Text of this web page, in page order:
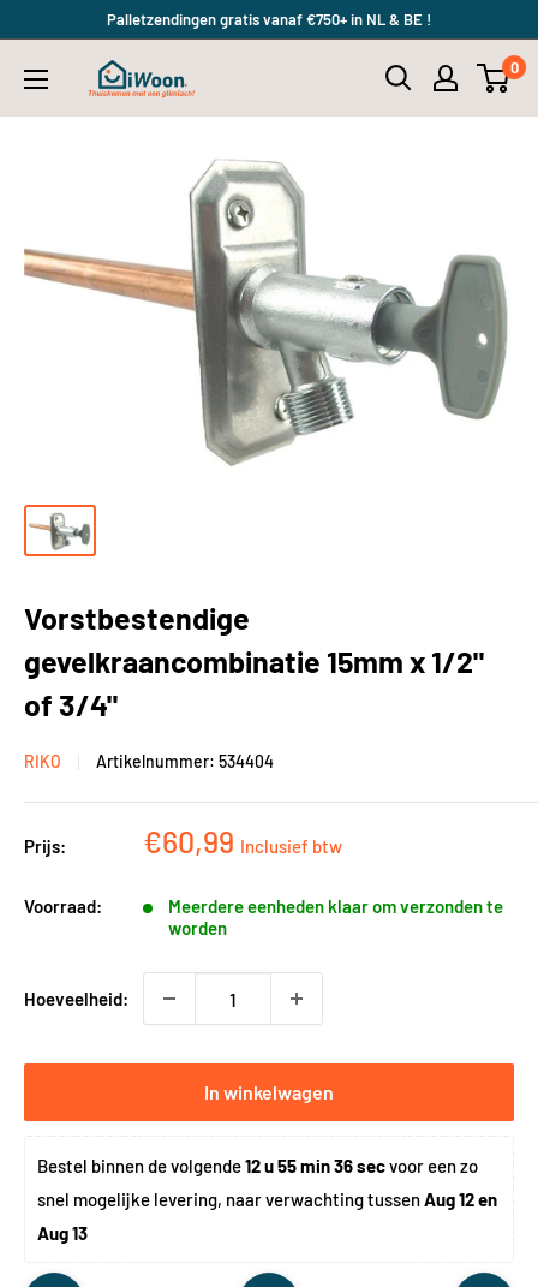
content
Palletzendingen gratis vanaf €750+ in NL & BE !
iWoon.nl 0
Vorstbestendige
gevelkraancombinatie 15mm x 1/2"
of 3/4"
RIKO Artikelnummer: 534404
Prijs: Kortingsprijs
€60,99 Inclusief btw
Voorraad:
Meerdere eenheden klaar om verzonden te
worden
Hoeveelheid:
In winkelwagen
Bestel binnen de volgende 12 u 55 min 36 sec voor een zo
snel mogelijke levering, naar verwachting tussen Aug 12 en
Aug 13